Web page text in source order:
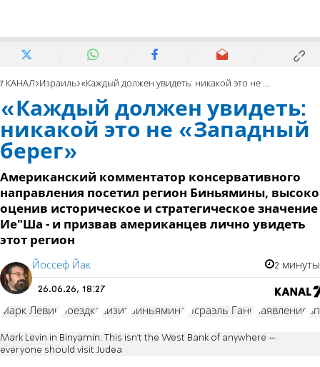
7 КАНАЛ Израиль «Каждый должен увидеть: никакой это не «Западный берег»
«Каждый должен увидеть:
никакой это не «Западный
берег»
Американский комментатор консервативного
направления посетил регион Биньямины, высоко
оценив историческое и стратегическое значение
Ие"Ша - и призвав американцев лично увидеть
этот регион
Йоссеф Йак 2 минуты
26.06.26, 18:27
Марк Левин поездка визит Биньямина Исраэль Ганц заявление
Mark Levin in Binyamin: This isn't the West Bank of anywhere –
everyone should visit Judea